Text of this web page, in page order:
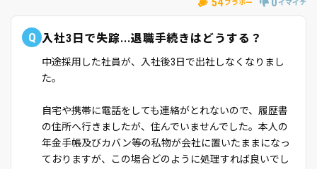
ブラボー イマイチ
Q 入社3日で失踪...退職手続きはどうする？
中途採用した社員が、入社後3日で出社しなくなりまし
た。
自宅や携帯に電話をしても連絡がとれないので、履歴書
の住所へ行きましたが、住んでいませんでした。本人の
年金手帳及びカバン等の私物が会社に置いたままになっ
ておりますが、この場合どのように処理すれば良いでし